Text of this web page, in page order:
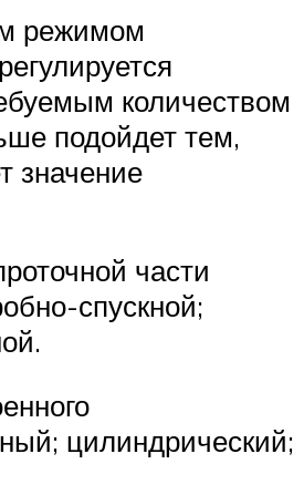
режимом
количеством
подойдет тем,
значение
части
спускной;
цилиндрический;